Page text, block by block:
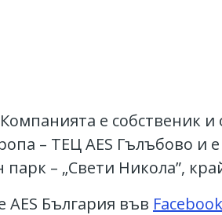
е собственик
– ТЕЦ AES Гълъбово и
– „Свети Никола”,
AES България във Facebook